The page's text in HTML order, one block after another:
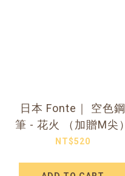
日本 Fonte｜ 空色鋼
筆 - 花火 （加贈M尖）
NT$520